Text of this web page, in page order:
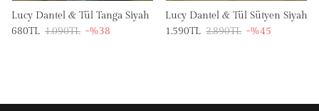
Lucy Dantel & Tül Tanga Siyah
680TL 1.090TL -%38
Lucy Dantel & Tül Sütyen Siyah
1.590TL 2.890TL -%45